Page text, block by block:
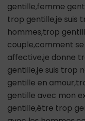
gentille,femme
trop gentille,je suis
hommes,trop
couple,comment
affective,je donne
gentille,je suis trop
gentille en
gentille avec mon
gentille,être trop